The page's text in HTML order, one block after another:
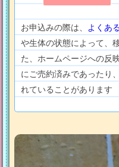
お申込みの際は、 よくあ
や生体の状態によって、
た、ホームページへの反
にご売約済みであったり
れていることがあります